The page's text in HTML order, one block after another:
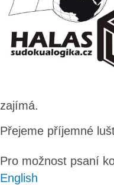
zajímá.
Přejeme příjemné
Pro možnost psaní
English